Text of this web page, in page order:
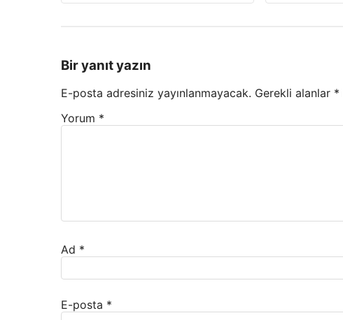
Bir yanıt yazın
E-posta adresiniz yayınlanmayacak. Gerekli alanlar *
Yorum *
Ad *
E-posta *